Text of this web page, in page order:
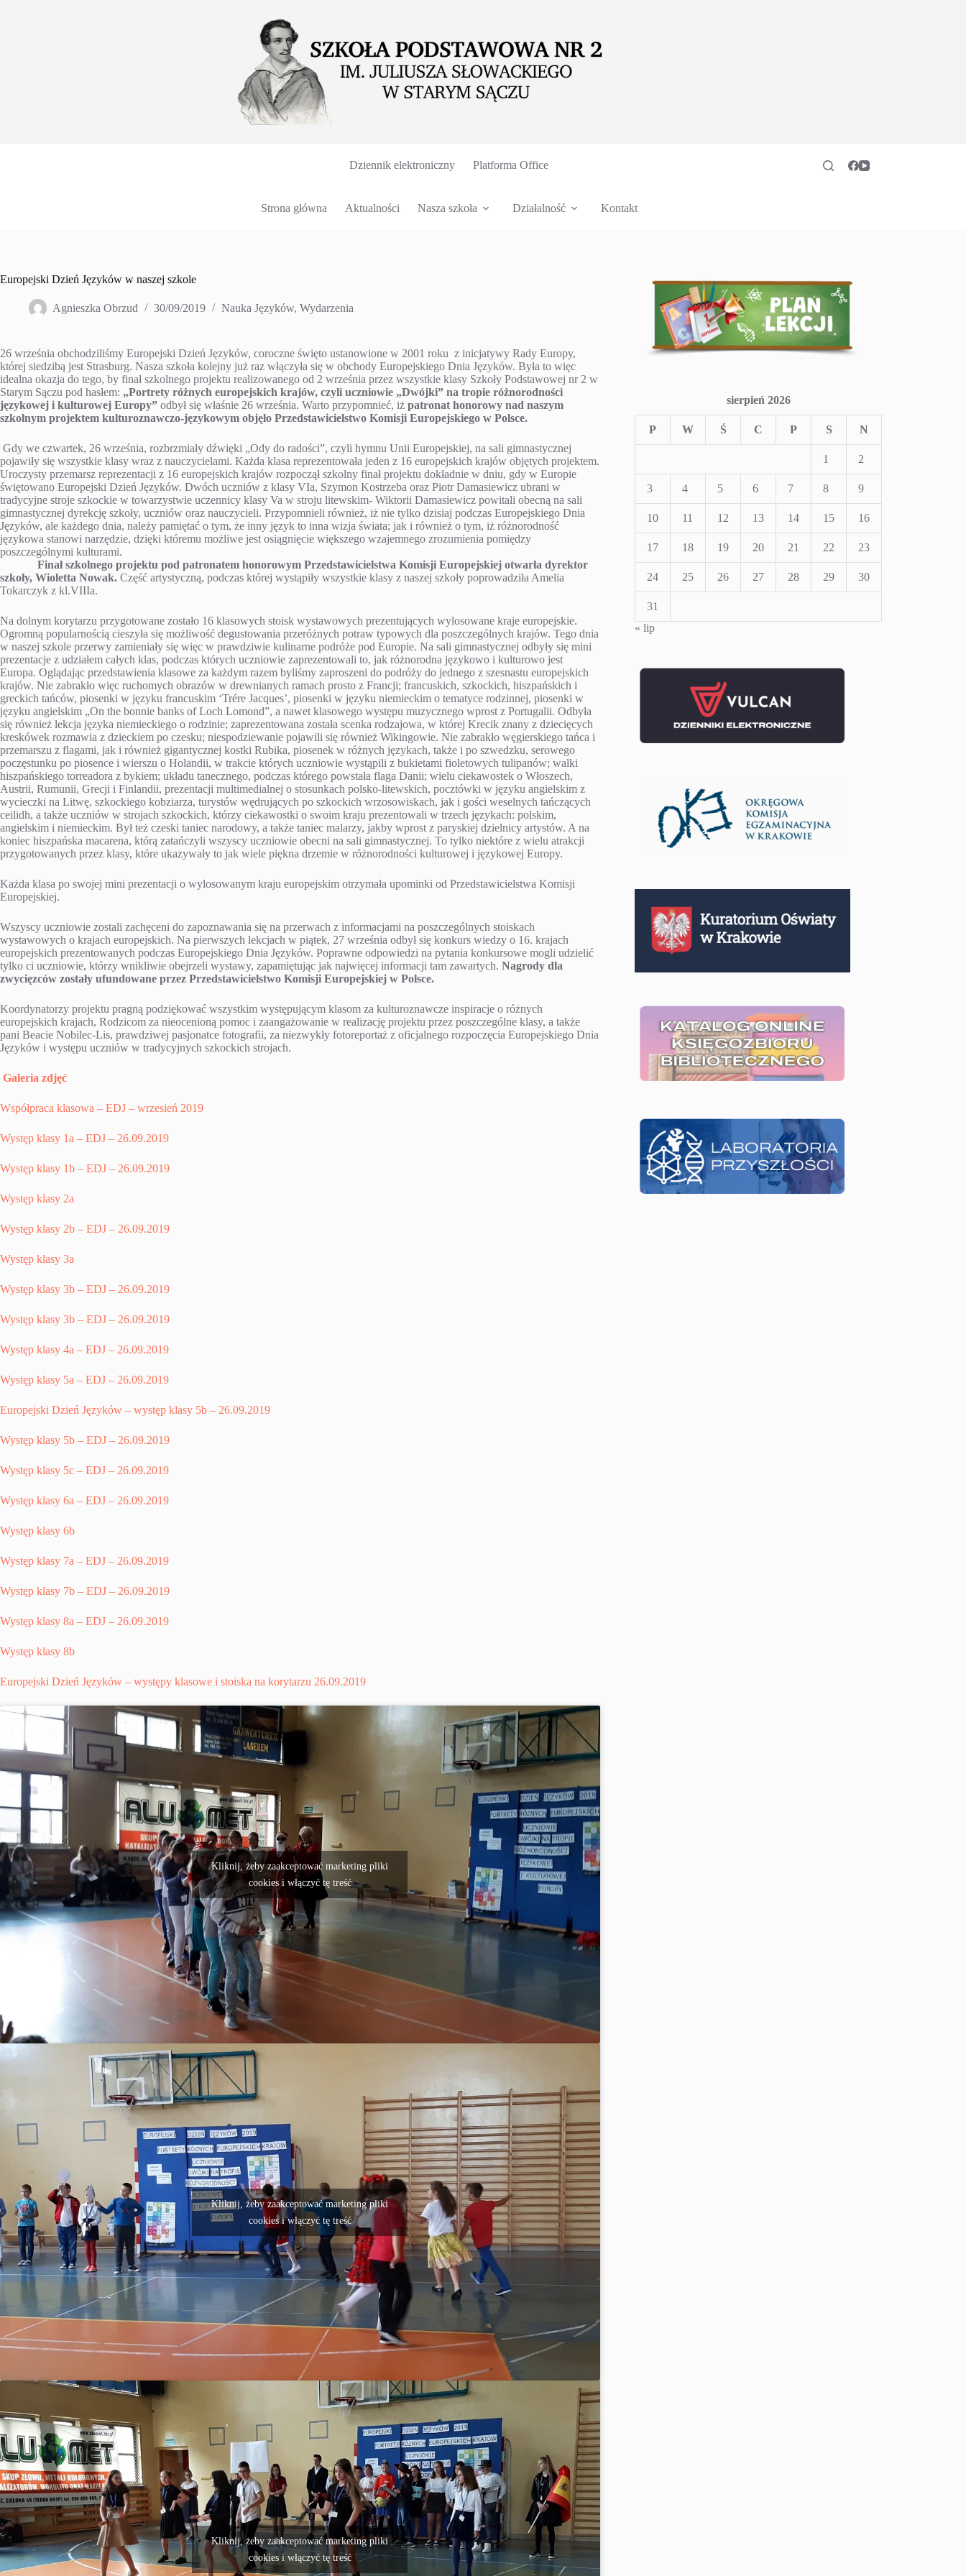
Dziennik elektroniczny Platforma Office
Strona główna Aktualności Nasza szkoła Działalność Kontakt
Europejski Dzień Języków w naszej szkole
Agnieszka Obrzud 30/09/2019 Nauka Języków, Wydarzenia
26 września obchodziliśmy Europejski Dzień Języków, coroczne święto ustanowione w 2001 roku z inicjatywy Rady Europy,
której siedzibą jest Strasburg. Nasza szkoła kolejny już raz włączyła się w obchody Europejskiego Dnia Języków. Była to więc
idealna okazja do tego, by finał szkolnego projektu realizowanego od 2 września przez wszystkie klasy Szkoły Podstawowej nr 2 w
Starym Sączu pod hasłem: „Portrety różnych europejskich krajów, czyli uczniowie „Dwójki” na tropie różnorodności
językowej i kulturowej Europy” odbył się właśnie 26 września. Warto przypomnieć, iż patronat honorowy nad naszym
szkolnym projektem kulturoznawczo-językowym objęło Przedstawicielstwo Komisji Europejskiego w Polsce.
Gdy we czwartek, 26 września, rozbrzmiały dźwięki „Ody do radości”, czyli hymnu Unii Europejskiej, na sali gimnastycznej
pojawiły się wszystkie klasy wraz z nauczycielami. Każda klasa reprezentowała jeden z 16 europejskich krajów objętych projektem.
Uroczysty przemarsz reprezentacji z 16 europejskich krajów rozpoczął szkolny finał projektu dokładnie w dniu, gdy w Europie
świętowano Europejski Dzień Języków. Dwóch uczniów z klasy VIa, Szymon Kostrzeba oraz Piotr Damasiewicz ubrani w
tradycyjne stroje szkockie w towarzystwie uczennicy klasy Va w stroju litewskim- Wiktorii Damasiewicz powitali obecną na sali
gimnastycznej dyrekcję szkoły, uczniów oraz nauczycieli. Przypomnieli również, iż nie tylko dzisiaj podczas Europejskiego Dnia
Języków, ale każdego dnia, należy pamiętać o tym, że inny język to inna wizja świata; jak i również o tym, iż różnorodność
językowa stanowi narzędzie, dzięki któremu możliwe jest osiągnięcie większego wzajemnego zrozumienia pomiędzy
poszczególnymi kulturami.
Finał szkolnego projektu pod patronatem honorowym Przedstawicielstwa Komisji Europejskiej otwarła dyrektor
szkoły, Wioletta Nowak. Część artystyczną, podczas której wystąpiły wszystkie klasy z naszej szkoły poprowadziła Amelia
Tokarczyk z kl.VIIIa.
Na dolnym korytarzu przygotowane zostało 16 klasowych stoisk wystawowych prezentujących wylosowane kraje europejskie.
Ogromną popularnością cieszyła się możliwość degustowania przeróżnych potraw typowych dla poszczególnych krajów. Tego dnia
w naszej szkole przerwy zamieniały się więc w prawdziwie kulinarne podróże pod Europie. Na sali gimnastycznej odbyły się mini
prezentacje z udziałem całych klas, podczas których uczniowie zaprezentowali to, jak różnorodna językowo i kulturowo jest
Europa. Oglądając przedstawienia klasowe za każdym razem byliśmy zaproszeni do podróży do jednego z szesnastu europejskich
krajów. Nie zabrakło więc ruchomych obrazów w drewnianych ramach prosto z Francji; francuskich, szkockich, hiszpańskich i
greckich tańców, piosenki w języku francuskim ‘Trére Jacques’, piosenki w języku niemieckim o tematyce rodzinnej, piosenki w
języku angielskim „On the bonnie banks of Loch Lomond”, a nawet klasowego występu muzycznego wprost z Portugalii. Odbyła
się również lekcja języka niemieckiego o rodzinie; zaprezentowana została scenka rodzajowa, w której Krecik znany z dziecięcych
kreskówek rozmawia z dzieckiem po czesku; niespodziewanie pojawili się również Wikingowie. Nie zabrakło węgierskiego tańca i
przemarszu z flagami, jak i również gigantycznej kostki Rubika, piosenek w różnych językach, także i po szwedzku, serowego
poczęstunku po piosence i wierszu o Holandii, w trakcie których uczniowie wystąpili z bukietami fioletowych tulipanów; walki
hiszpańskiego torreadora z bykiem; układu tanecznego, podczas którego powstała flaga Danii; wielu ciekawostek o Włoszech,
Austrii, Rumunii, Grecji i Finlandii, prezentacji multimedialnej o stosunkach polsko-litewskich, pocztówki w języku angielskim z
wycieczki na Litwę, szkockiego kobziarza, turystów wędrujących po szkockich wrzosowiskach, jak i gości weselnych tańczących
ceilidh, a także uczniów w strojach szkockich, którzy ciekawostki o swoim kraju prezentowali w trzech językach: polskim,
angielskim i niemieckim. Był też czeski taniec narodowy, a także taniec malarzy, jakby wprost z paryskiej dzielnicy artystów. A na
koniec hiszpańska macarena, którą zatańczyli wszyscy uczniowie obecni na sali gimnastycznej. To tylko niektóre z wielu atrakcji
przygotowanych przez klasy, które ukazywały to jak wiele piękna drzemie w różnorodności kulturowej i językowej Europy.
Każda klasa po swojej mini prezentacji o wylosowanym kraju europejskim otrzymała upominki od Przedstawicielstwa Komisji
Europejskiej.
Wszyscy uczniowie zostali zachęceni do zapoznawania się na przerwach z informacjami na poszczególnych stoiskach
wystawowych o krajach europejskich. Na pierwszych lekcjach w piątek, 27 września odbył się konkurs wiedzy o 16. krajach
europejskich prezentowanych podczas Europejskiego Dnia Języków. Poprawne odpowiedzi na pytania konkursowe mogli udzielić
tylko ci uczniowie, którzy wnikliwie obejrzeli wystawy, zapamiętując jak najwięcej informacji tam zawartych. Nagrody dla
zwycięzców zostały ufundowane przez Przedstawicielstwo Komisji Europejskiej w Polsce.
Koordynatorzy projektu pragną podziękować wszystkim występującym klasom za kulturoznawcze inspiracje o różnych
europejskich krajach, Rodzicom za nieocenioną pomoc i zaangażowanie w realizację projektu przez poszczególne klasy, a także
pani Beacie Nobilec-Lis, prawdziwej pasjonatce fotografii, za niezwykły fotoreportaż z oficjalnego rozpoczęcia Europejskiego Dnia
Języków i występu uczniów w tradycyjnych szkockich strojach.
Galeria zdjęć
Współpraca klasowa – EDJ – wrzesień 2019
Występ klasy 1a – EDJ – 26.09.2019
Występ klasy 1b – EDJ – 26.09.2019
Występ klasy 2a
Występ klasy 2b – EDJ – 26.09.2019
Występ klasy 3a
Występ klasy 3b – EDJ – 26.09.2019
Występ klasy 3b – EDJ – 26.09.2019
Występ klasy 4a – EDJ – 26.09.2019
Występ klasy 5a – EDJ – 26.09.2019
Europejski Dzień Języków – występ klasy 5b – 26.09.2019
Występ klasy 5b – EDJ – 26.09.2019
Występ klasy 5c – EDJ – 26.09.2019
Występ klasy 6a – EDJ – 26.09.2019
Występ klasy 6b
Występ klasy 7a – EDJ – 26.09.2019
Występ klasy 7b – EDJ – 26.09.2019
Występ klasy 8a – EDJ – 26.09.2019
Występ klasy 8b
Europejski Dzień Języków – występy klasowe i stoiska na korytarzu 26.09.2019
Kliknij, żeby zaakceptować marketing pliki
cookies i włączyć tę treść
Kliknij, żeby zaakceptować marketing pliki
cookies i włączyć tę treść
Kliknij, żeby zaakceptować marketing pliki
cookies i włączyć tę treść
sierpień 2026
P W Ś C P S N
1 2
3 4 5 6 7 8 9
10 11 12 13 14 15 16
17 18 19 20 21 22 23
24 25 26 27 28 29 30
31
« lip